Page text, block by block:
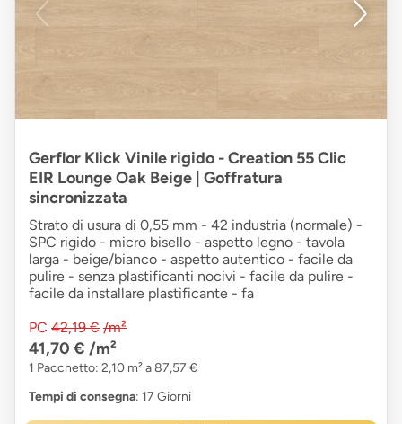
Gerflor Klick Vinile rigido - Creation 55 Clic
EIR Lounge Oak Beige | Goffratura
sincronizzata
Strato di usura di 0,55 mm - 42 industria (normale) -
SPC rigido - micro bisello - aspetto legno - tavola
larga - beige/bianco - aspetto autentico - facile da
pulire - senza plastificanti nocivi - facile da pulire -
facile da installare plastificante - fa
PC 42,19 € /m²
41,70 € /m²
1 Pacchetto: 2,10 m² a 87,57 €
Tempi di consegna: 17 Giorni